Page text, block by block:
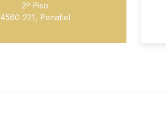
2º Piso
4560-221, Penafiel